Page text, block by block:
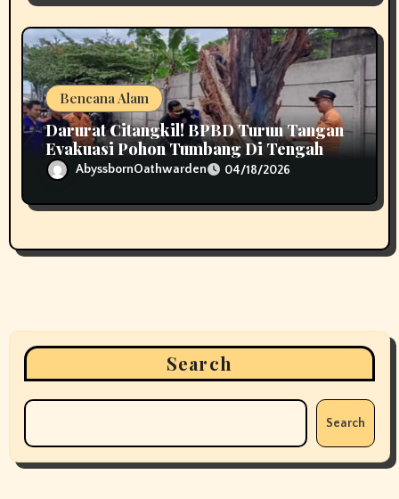
Bencana Alam
Darurat Citangkil! BPBD Turun Tangan
Evakuasi Pohon Tumbang Di Tengah
JalanAbyssbornOathwarden 04/18/2026
Search
Search